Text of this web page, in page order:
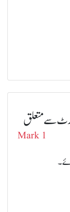
سے متعلق
Mark 1